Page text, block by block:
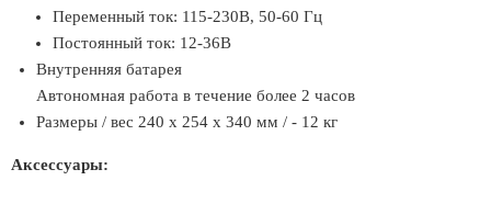
Переменный ток: 115-230В, 50-60 Гц
Постоянный ток: 12-36В
Внутренняя батарея
Автономная работа в течение более 2 часов
Размеры / вес 240 x 254 x 340 мм / - 12 кг
Аксессуары: